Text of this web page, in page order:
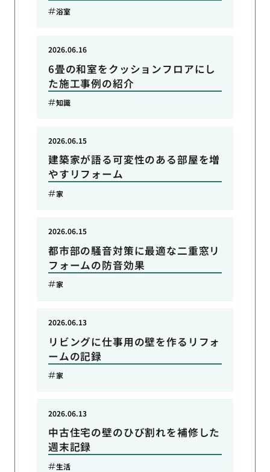
浴室
6畳の和室をクッションフロアにし
た施工事例の紹介
2026.06.16
知識
建築家が語る可変性のある部屋を増
やすリフォーム
2026.06.15
家
都市部の騒音対策に最適な二重窓リ
フォームの防音効果
2026.06.15
家
リビングに仕事用の壁を作るリフォ
ームの記録
2026.06.13
家
中古住宅の壁のひび割れを補修した
週末記録
2026.06.13
生活